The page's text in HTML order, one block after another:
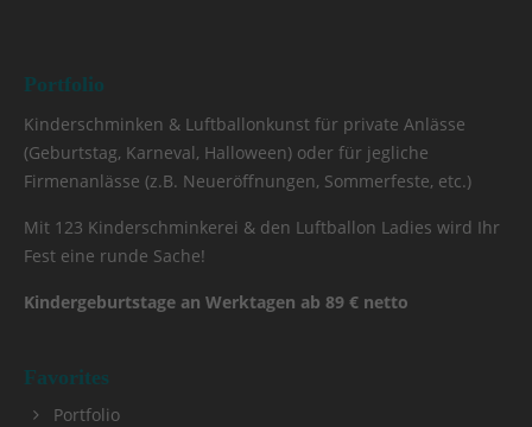
Portfolio
Kinderschminken & Luftballonkunst für private Anlässe
(Geburtstag, Karneval, Halloween) oder für jegliche
Firmenanlässe (z.B. Neueröffnungen, Sommerfeste, etc.)
Mit 123 Kinderschminkerei & den Luftballon Ladies wird Ihr
Fest eine runde Sache!
Kindergeburtstage an Werktagen ab 89 € netto
Favorites
Portfolio